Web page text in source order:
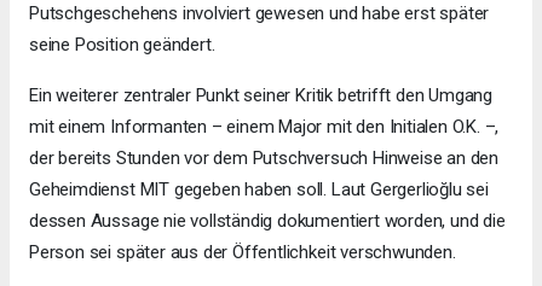
Putschgeschehens involviert gewesen und habe erst später
seine Position geändert.
Ein weiterer zentraler Punkt seiner Kritik betrifft den Umgang
mit einem Informanten – einem Major mit den Initialen O.K. –,
der bereits Stunden vor dem Putschversuch Hinweise an den
Geheimdienst MIT gegeben haben soll. Laut Gergerlioğlu sei
dessen Aussage nie vollständig dokumentiert worden, und die
Person sei später aus der Öffentlichkeit verschwunden.